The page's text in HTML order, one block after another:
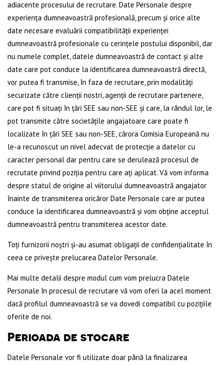
adiacente procesului de recrutare. Date Personale despre
experiența dumneavoastră profesională, precum și orice alte
date necesare evaluării compatibilității experienței
dumneavoastră profesionale cu cerințele postului disponibil, dar
nu numele complet, datele dumneavoastră de contact și alte
date care pot conduce la identificarea dumneavoastră directă,
vor putea fi transmise, în faza de recrutare, prin modalități
securizate către clienții nostri, agenții de recrutare partenere,
care pot fi situați în țări SEE sau non-SEE și care, la rândul lor, le
pot transmite către societățile angajatoare care poate fi
localizate în țări SEE sau non-SEE, cărora Comisia Europeană nu
le-a recunoscut un nivel adecvat de protecție a datelor cu
caracter personal dar pentru care se derulează procesul de
recrutate privind poziția pentru care ați aplicat. Vă vom informa
despre statul de origine al viitorului dumneavoastră angajator
înainte de transmiterea oricăror Date Personale care ar putea
conduce la identificarea dumneavoastră și vom obține acceptul
dumneavoastră pentru transmiterea acestor date.
Toți furnizorii noștri și-au asumat obligații de confidențialitate în
ceea ce privește prelucarea Datelor Personale.
Mai multe detalii despre modul cum vom prelucra Datele
Personale în procesul de recrutare vă vom oferi la acel moment
dacă profilul dumneavoastră se va dovedi compatibil cu pozițiile
oferite de noi.
Perioada de stocare
Datele Personale vor fi utilizate doar până la finalizarea